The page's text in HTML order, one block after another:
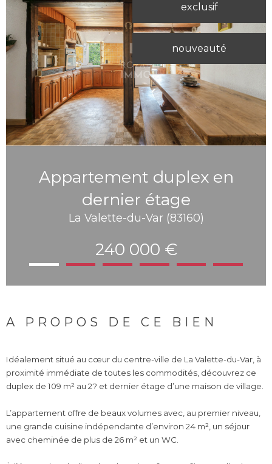
exclusif
nouveauté
Appartement duplex en
dernier étage
La Valette-du-Var (83160)
240 000 €
A PROPOS DE CE BIEN
Idéalement situé au cœur du centre-ville de La Valette-du-Var, à
proximité immédiate de toutes les commodités, découvrez ce
duplex de 109 m² au 2? et dernier étage d’une maison de village.
L’appartement offre de beaux volumes avec, au premier niveau,
une grande cuisine indépendante d’environ 24 m², un séjour
avec cheminée de plus de 26 m² et un WC.